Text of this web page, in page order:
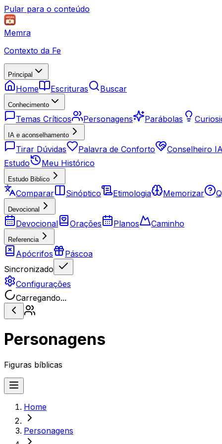
Pular para o conteúdo
Memra
Contexto da Fe
Principal
Home Escrituras Buscar
Conhecimento
Temas Críticos Personagens Parábolas
IA e aconselhamento
Tirar Dúvidas Palavra de Conforto
Conselheiro
Estudo
Meu Histórico
Estudo Biblico
Comparar Sinóptico Etimologia Memorizar
Devocional
Devocional Orações Planos Caminho
Referencia
Apócrifos
Páscoa
Sincronizado
Configurações
Carregando...
Personagens
Figuras bíblicas
Home
Personagens